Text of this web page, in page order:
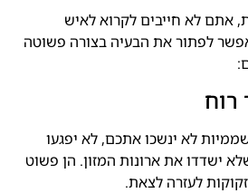
אתם לא חייבים לקרוא לאיש
לפתור את הבעיה בצורה פשוטה
לא ינשכו אתכם, לא יפגעו
ישדדו את ארונות המזון. הן פשוט
לעזרה לצאת.